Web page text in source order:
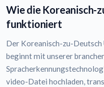
Wie die Koreanisch-
funktioniert
Der Koreanisch-zu-Deutsch
beginnt mit unserer
video-Datei hochladen,